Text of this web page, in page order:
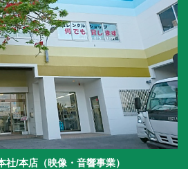
社/本店（映像・音響事業）